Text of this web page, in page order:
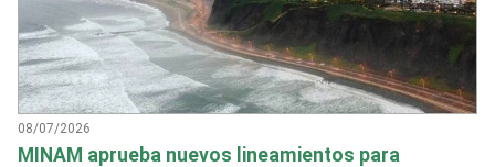
08/07/2026
MINAM aprueba nuevos lineamientos para